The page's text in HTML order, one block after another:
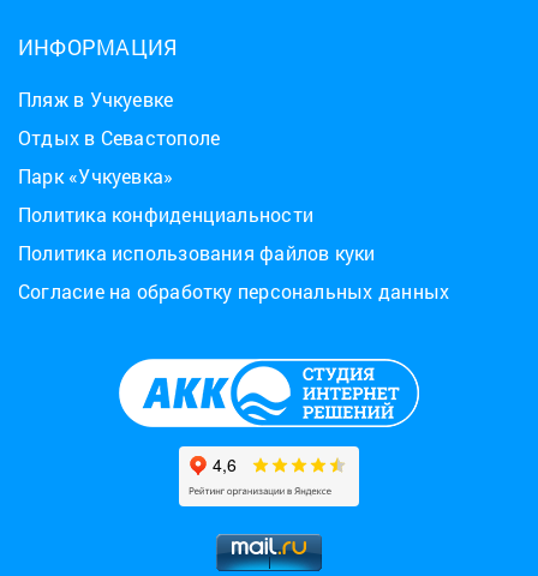
ИНФОРМАЦИЯ
Пляж в Учкуевке
Отдых в Севастополе
Парк «Учкуевка»
Политика конфиденциальности
Политика использования файлов куки
Согласие на обработку персональных данных